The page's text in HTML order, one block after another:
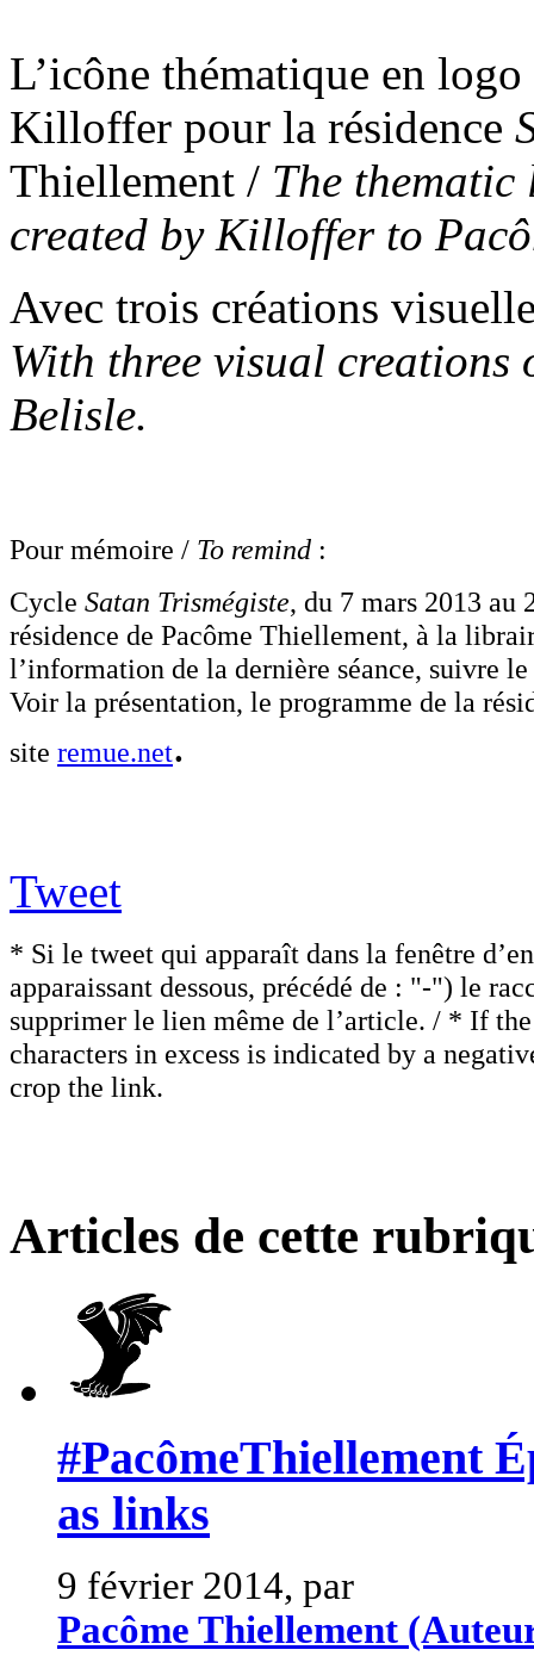
L’icône thématique en
Killoffer pour la résidence
Thiellement / The
created by Killoffer to
Avec trois créations
With three visual creations
Belisle.
Pour mémoire / To remind :
Cycle Satan Trismégiste, du 7 mars 2013 au
résidence de Pacôme Thiellement, à la
l’information de la dernière séance, suivre
Voir la présentation, le programme de la
site remue.net.
Tweet
* Si le tweet qui apparaît dans la fenêtre
apparaissant dessous, précédé de : "-") le
supprimer le lien même de l’article. / * If
characters in excess is indicated by a
crop the link.
Articles de cette
#PacômeThiellement
as links
9 février 2014, par
Pacôme Thiellement